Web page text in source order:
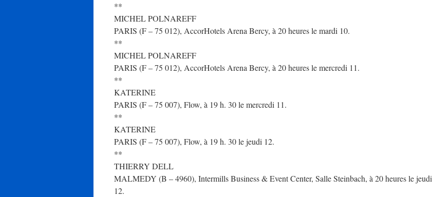
**
MICHEL POLNAREFF
PARIS (F – 75 012), AccorHotels Arena Bercy, à 20 heures le mardi 10.
**
MICHEL POLNAREFF
PARIS (F – 75 012), AccorHotels Arena Bercy, à 20 heures le mercredi 11.
**
KATERINE
PARIS (F – 75 007), Flow, à 19 h. 30 le mercredi 11.
**
KATERINE
PARIS (F – 75 007), Flow, à 19 h. 30 le jeudi 12.
**
THIERRY DELL
MALMEDY (B – 4960), Intermills Business & Event Center, Salle Steinbach, à 20 heures le jeudi
12.